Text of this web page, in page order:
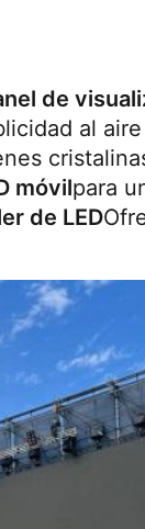
de
al
móvilpara
de LED